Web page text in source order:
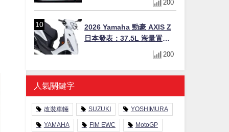
YZF-R 系列限量追加販售
200
2026 Yamaha 勁豪 AXIS Z
日本發表：37.5L 海量置物
箱與51.9 km/L 極致油耗，
200
人氣關鍵字
改裝車輛 SUZUKI YOSHIMURA
YAMAHA FIM EWC MotoGP